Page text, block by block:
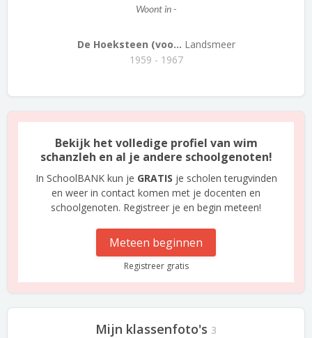
Woont in -
De Hoeksteen (voo... Landsmeer
1959 - 1967
Bekijk het volledige profiel van wim
schanzleh en al je andere schoolgenoten!
In SchoolBANK kun je GRATIS je scholen terugvinden
en weer in contact komen met je docenten en
schoolgenoten. Registreer je en begin meteen!
Meteen beginnen
Registreer gratis
Mijn klassenfoto's 3